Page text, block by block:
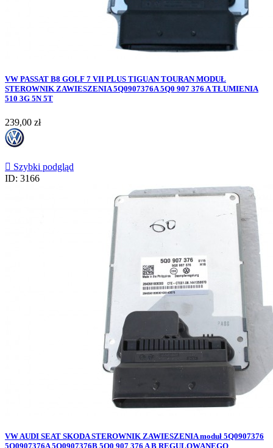
VW PASSAT B8 GOLF 7 VII PLUS TIGUAN TOURAN MODUŁ
STEROWNIK ZAWIESZENIA 5Q0907376A 5Q0 907 376 A TŁUMIENIA
510 3G 5N 5T
Cena
239,00 zł
 Szybki podgląd
ID: 3166
VW AUDI SEAT SKODA STEROWNIK ZAWIESZENIA moduł 5Q0907376
5Q0907376A 5Q0907376B 5Q0 907 376 A B REGULOWANEGO